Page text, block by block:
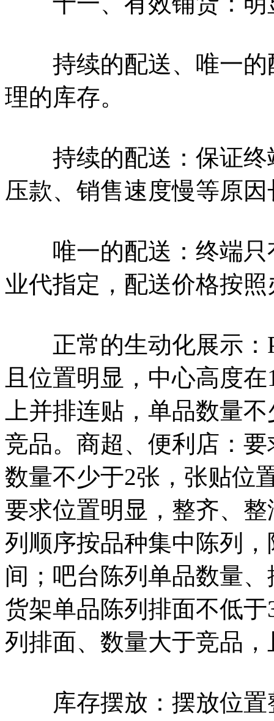
持续的配送、唯一的
理的库存。
持续的配送：保证终
压款、销售速度慢等原
唯一的配送：终端只
业代指定，配送价格按
正常的生动化展示：
且位置明显，中心高度
上并排连贴，单品数量
竞品。商超、便利店：
数量不少于2张，张贴位
要求位置明显，整齐、
列顺序按品种集中陈列
间；吧台陈列单品数量
货架单品陈列排面不低
列排面、数量大于竞品
库存摆放：摆放位置